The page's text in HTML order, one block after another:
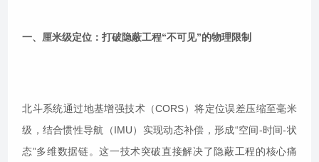
一、厘米级定位：打破隐蔽工程“不可见”的物理限制
北斗系统通过地基增强技术（CORS）将定位误差压缩至毫米
级，结合惯性导航（IMU）实现动态补偿，形成“空间-时间-状
态”多维数据链。这一技术突破直接解决了隐蔽工程的核心痛